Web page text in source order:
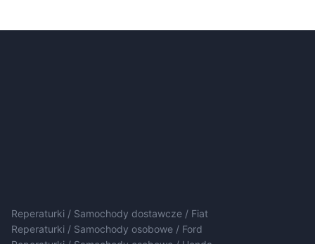
Reperaturki / Samochody dostawcze / Fiat
Reperaturki / Samochody osobowe / Ford